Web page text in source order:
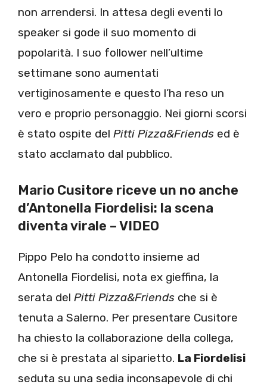
non arrendersi. In attesa degli eventi lo
speaker si gode il suo momento di
popolarità. I suo follower nell’ultime
settimane sono aumentati
vertiginosamente e questo l’ha reso un
vero e proprio personaggio. Nei giorni scorsi
è stato ospite del Pitti Pizza&Friends ed è
stato acclamato dal pubblico.
Mario Cusitore riceve un no anche
d’Antonella Fiordelisi: la scena
diventa virale – VIDEO
Pippo Pelo ha condotto insieme ad
Antonella Fiordelisi, nota ex gieffina, la
serata del Pitti Pizza&Friends che si è
tenuta a Salerno. Per presentare Cusitore
ha chiesto la collaborazione della collega,
che si è prestata al siparietto. La Fiordelisi
seduta su una sedia inconsapevole di chi